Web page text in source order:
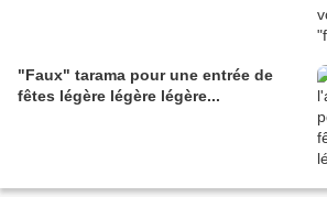
"Faux" tarama pour une entrée de
fêtes légère légère légère...